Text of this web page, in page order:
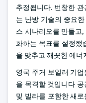
추정됩니다. 번창한
는 난방 기술의 중요
스 시나리오를 만들고
화하는 목표를 설정했
을 맞추고 깨끗한 에너
영국 주거 보일러 기
을 목격할 것입니다
및 빌라를 포함한 새